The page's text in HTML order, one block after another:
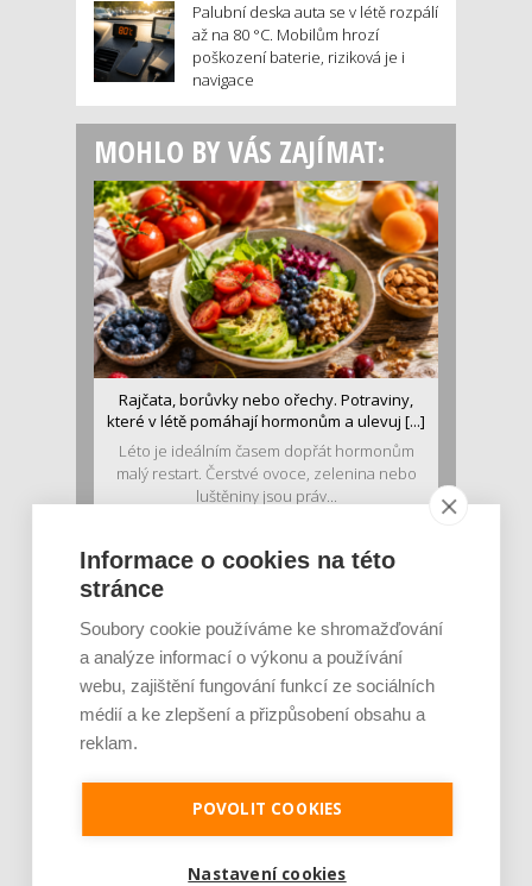
Palubní deska auta se v létě rozpálí
až na 80 °C. Mobilům hrozí
poškození baterie, riziková je i
navigace
MOHLO BY VÁS ZAJÍMAT:
Rajčata, borůvky nebo ořechy. Potraviny,
které v létě pomáhají hormonům a ulevuj [...]
Léto je ideálním časem dopřát hormonům
malý restart. Čerstvé ovoce, zelenina nebo
luštěniny jsou práv...
stravě ho mám dostatek. Znáte nejčastějš [...]
Pojem protein již nějakou dobu rezonuje
v oblasti zdraví, výživy i dlouhověkosti. Přesto
Informace o cookies na této
stránce
Soubory cookie používáme ke shromažďování
a analýze informací o výkonu a používání
webu, zajištění fungování funkcí ze sociálních
médií a ke zlepšení a přizpůsobení obsahu a
reklam.
POVOLIT COOKIES
Nastavení cookies